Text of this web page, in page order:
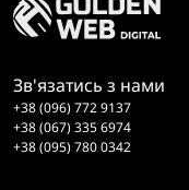
Зв'язатись з нами
+38 (096) 772 9137
+38 (067) 335 6974
+38 (095) 780 0342